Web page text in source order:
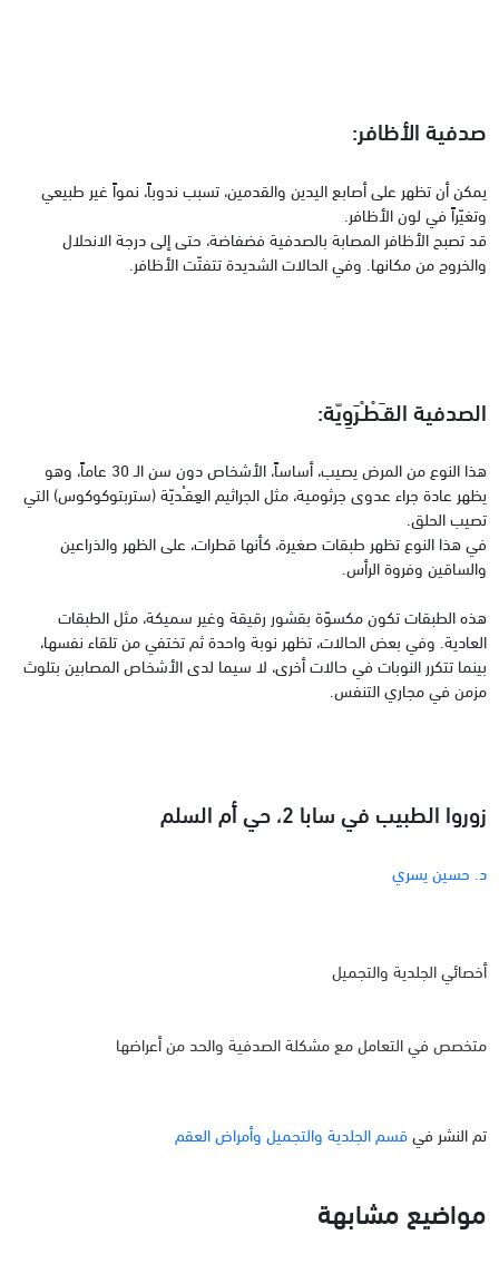
صدفية الأظافر:
يمكن أن تظهر على أصابع اليدين والقدمين، تسبب ندوباً، نمواً غير طبيعي
وتغيّراً في لون الأظافر.
قد تصبح الأظافر المصابة بالصدفية فضفاضة، حتى إلى درجة الانحلال
والخروج من مكانها. وفي الحالات الشديدة تتفتّت الأظافر.
الصدفية القـَطْـْرَوِيّة:
هذا النوع من المرض يصيب، أساساً، الأشخاص دون سن الـ 30 عاماً، وهو
يظهر عادة جراء عدوى جرثومية، مثل الجراثيم العِقـْديّة (ستربتوكوكوس) التي
تصيب الحلق.
في هذا النوع تظهر طبقات صغيرة، كأنها قطرات، على الظهر والذراعين
والساقين وفروة الرأس.
هذه الطبقات تكون مكسوّة بقشور رقيقة وغير سميكة، مثل الطبقات
العادية. وفي بعض الحالات، تظهر نوبة واحدة ثم تختفي من تلقاء نفسها،
بينما تتكرر النوبات في حالات أخرى، لا سيما لدى الأشخاص المصابين بتلوث
مزمن في مجاري التنفس.
زوروا الطبيب في سابا 2، حي أم السلم
د. حسين يسري
أخصائي الجلدية والتجميل
متخصص في التعامل مع مشكلة الصدفية والحد من أعراضها
تم النشر فيقسم الجلدية والتجميل وأمراض العقم
مواضيع مشابهة